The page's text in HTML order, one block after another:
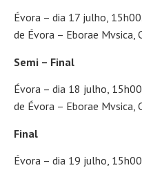
Évora – dia 17 julho,
de Évora – Eborae Mvsica,
Semi – Final
Évora – dia 18 julho,
de Évora – Eborae Mvsica,
Final
Évora – dia 19 julho,